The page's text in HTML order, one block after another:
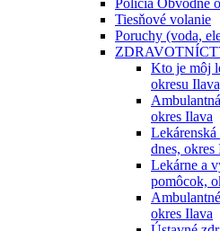
Polícia Obvodné
Tiesňové volanie
Poruchy (voda,
Kto je môj
okresu
okres Ilava
dnes, okres
Lekárne a
pomôcok,
okres Ilava